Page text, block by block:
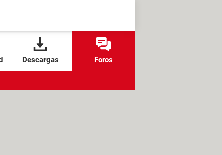
Descargas Foros